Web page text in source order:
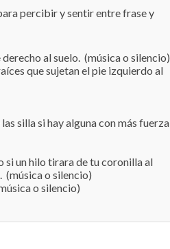
percibir y sentir entre frase y
al suelo. (música o silencio)
que sujetan el pie izquierdo al
silla si hay alguna con más fuerza
si un hilo tirara de tu coronilla al
(música o silencio)
o silencio)